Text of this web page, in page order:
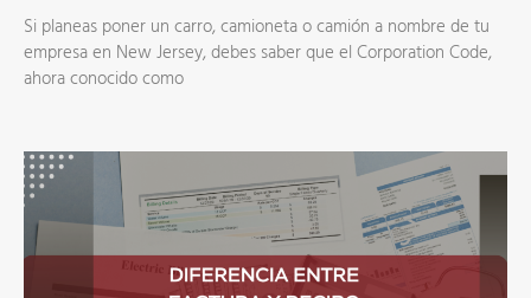
Si planeas poner un carro, camioneta o camión a nombre de tu
empresa en New Jersey, debes saber que el Corporation Code,
ahora conocido como